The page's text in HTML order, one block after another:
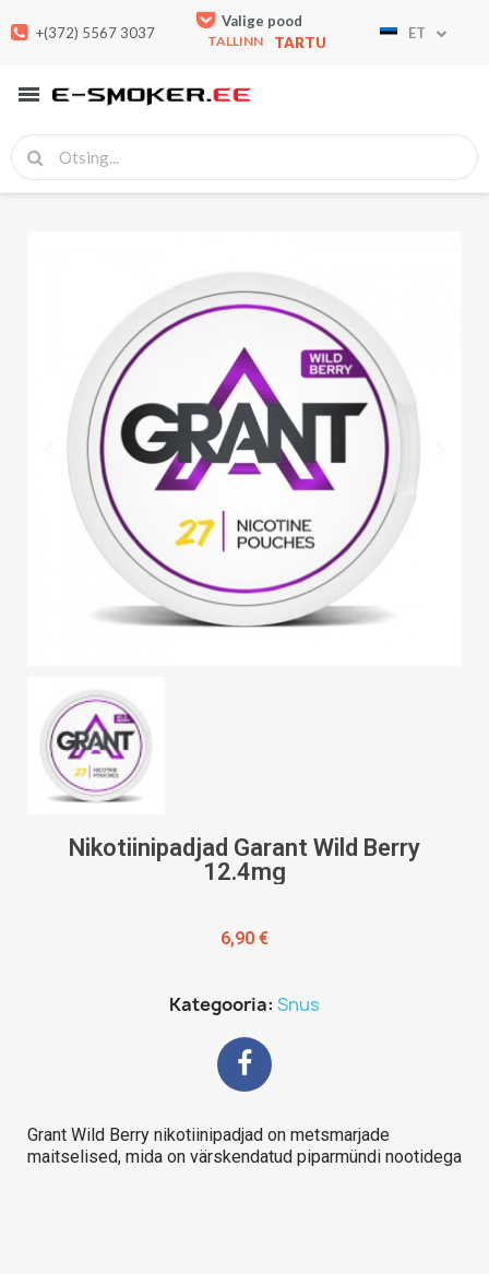
+(372) 5567 3037
Valige pood
TALLINN TARTU
ET
Nikotiinipadjad Garant Wild Berry
12.4mg
6,90 €
Kategooria Snus
Grant Wild Berry nikotiinipadjad on metsmarjade
maitselised, mida on värskendatud piparmündi nootidega